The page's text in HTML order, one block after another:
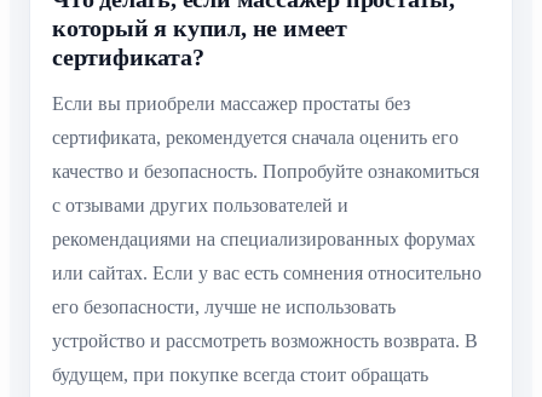
который я купил, не имеет
сертификата?
Если вы приобрели массажер простаты без
сертификата, рекомендуется сначала оценить его
качество и безопасность. Попробуйте ознакомиться
с отзывами других пользователей и
рекомендациями на специализированных форумах
или сайтах. Если у вас есть сомнения относительно
его безопасности, лучше не использовать
устройство и рассмотреть возможность возврата. В
будущем, при покупке всегда стоит обращать